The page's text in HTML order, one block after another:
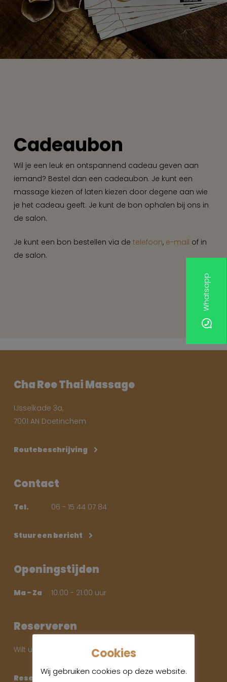
Whatsapp
Cadeaubon
Wil je een leuk en ontspannend cadeau geven aan
iemand? Bestel dan een cadeaubon. Je kunt een
massage kiezen of laten kiezen door degene aan wie
je het cadeau geeft. Je kunt de bon ophalen bij ons in
de salon.
Je kunt een bon bestellen via de telefoon, e-mail of in
de salon.
Cha Ree Thai Massage
IJsselkade 3a,
7001 AN Doetinchem
Routebeschrijving
Contact
Tel. 06 - 15 44 07 84
Stuur een bericht
Openingstijden
Ma - Za 10.00 - 21.00 uur
Reserveren
Wilt u een reservering maken? Dat is mogelijk.
Reserveren
Cookies
Wij gebruiken cookies op deze website.